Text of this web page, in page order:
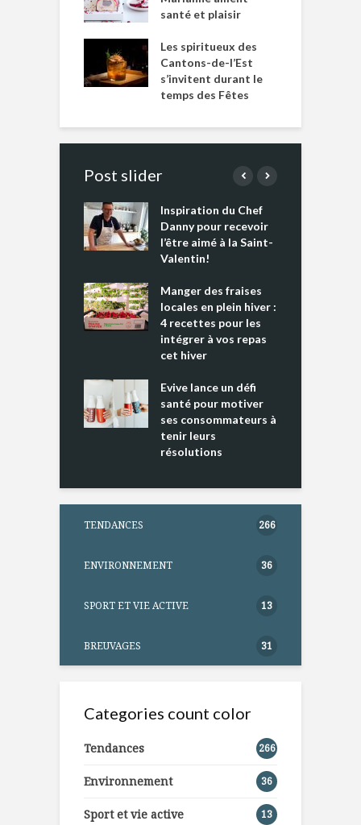
santé et plaisir
Les spiritueux des
Cantons-de-l’Est
s’invitent durant le
temps des Fêtes
Post slider
Inspiration du Chef
Danny pour recevoir
l’être aimé à la Saint-
Valentin!
Manger des fraises
locales en plein hiver :
4 recettes pour les
intégrer à vos repas
cet hiver
Evive lance un défi
santé pour motiver
ses consommateurs à
tenir leurs
résolutions
TENDANCES 266
ENVIRONNEMENT 36
SPORT ET VIE ACTIVE 13
BREUVAGES 31
Categories count color
Tendances 266
Environnement 36
Sport et vie active 13